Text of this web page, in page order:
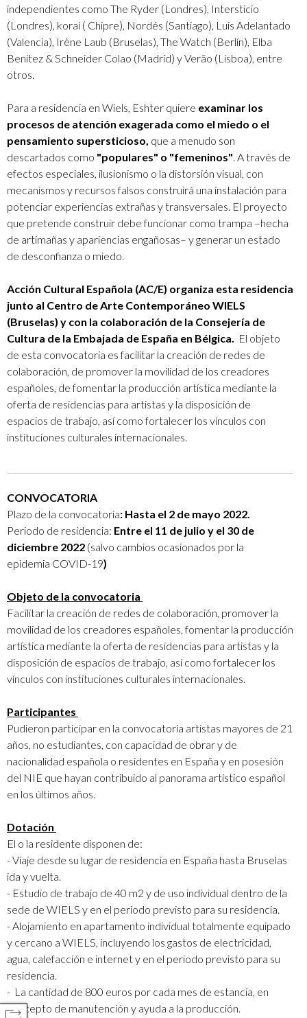
independientes como The Ryder (Londres), Intersticio
(Londres), korai ( Chipre), Nordés (Santiago), Luis Adelantado
(Valencia), Irène Laub (Bruselas), The Watch (Berlín), Elba
Benítez & Schneider Colao (Madrid) y Verão (Lisboa), entre
otros.
Para a residencia en Wiels, Eshter quiere examinar los
procesos de atención exagerada como el miedo o el
pensamiento supersticioso, que a menudo son
descartados como "populares" o "femeninos". A través de
efectos especiales, ilusionismo o la distorsión visual, con
mecanismos y recursos falsos construirá una instalación para
potenciar experiencias extrañas y transversales. El proyecto
que pretende construir debe funcionar como trampa –hecha
de artimañas y apariencias engañosas– y generar un estado
de desconfianza o miedo.
Acción Cultural Española (AC/E) organiza esta residencia
junto al Centro de Arte Contemporáneo WIELS
(Bruselas) y con la colaboración de la Consejería de
Cultura de la Embajada de España en Bélgica. El objeto
de esta convocatoria es facilitar la creación de redes de
colaboración, de promover la movilidad de los creadores
españoles, de fomentar la producción artística mediante la
oferta de residencias para artistas y la disposición de
espacios de trabajo, así como fortalecer los vínculos con
instituciones culturales internacionales.
CONVOCATORIA
Plazo de la convocatoria: Hasta el 2 de mayo 2022.
Periodo de residencia: Entre el 11 de julio y el 30 de
diciembre 2022 (salvo cambios ocasionados por la
epidemia COVID-19)
Objeto de la convocatoria
Facilitar la creación de redes de colaboración, promover la
movilidad de los creadores españoles, fomentar la producción
artística mediante la oferta de residencias para artistas y la
disposición de espacios de trabajo, así como fortalecer los
vínculos con instituciones culturales internacionales.
Participantes
Pudieron participar en la convocatoria artistas mayores de 21
años, no estudiantes, con capacidad de obrar y de
nacionalidad española o residentes en España y en posesión
del NIE que hayan contribuido al panorama artístico español
en los últimos años.
Dotación
El o la residente disponen de:
- Viaje desde su lugar de residencia en España hasta Bruselas
ida y vuelta.
- Estudio de trabajo de 40 m2 y de uso individual dentro de la
sede de WIELS y en el periodo previsto para su residencia.
- Alojamiento en apartamento individual totalmente equipado
y cercano a WIELS, incluyendo los gastos de electricidad,
agua, calefacción e internet y en el periodo previsto para su
residencia.
- La cantidad de 800 euros por cada mes de estancia, en
concepto de manutención y ayuda a la producción.